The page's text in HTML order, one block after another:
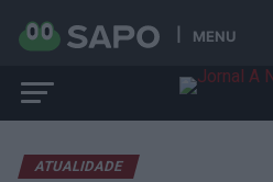
MENU
ATUALIDADE